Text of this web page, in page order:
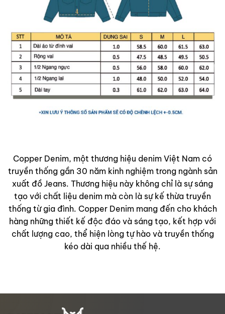
Copper Denim, một thương hiệu denim Việt Nam có
truyền thống gần 30 năm kinh nghiệm trong ngành sản
xuất đồ Jeans. Thương hiệu này không chỉ là sự sáng
tạo với chất liệu denim mà còn là sự kế thừa truyền
thống từ gia đình. Copper Denim mang đến cho khách
hàng những thiết kế độc đáo và sáng tạo, kết hợp với
chất lượng cao, thể hiện lòng tự hào và truyền thống
kéo dài qua nhiều thế hệ.